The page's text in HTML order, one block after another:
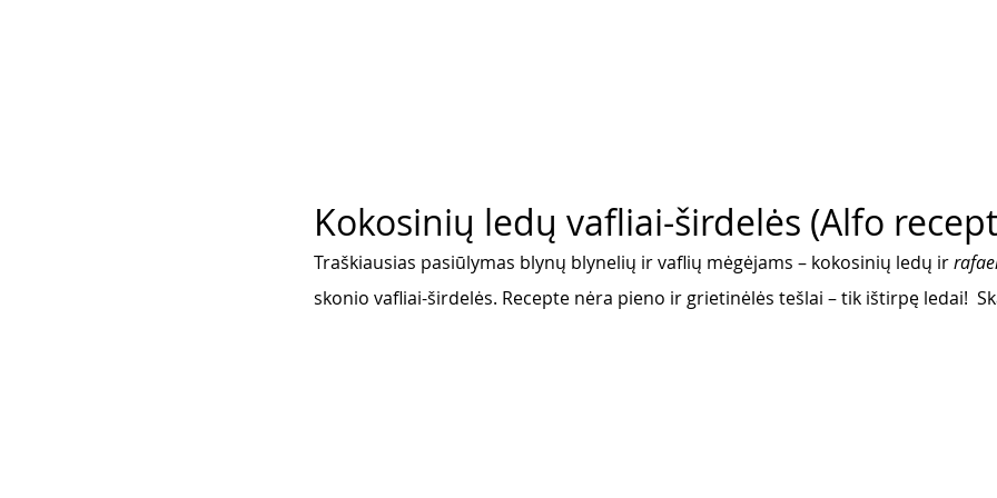
Kokosinių ledų vafliai-širdelės (Alfo
Traškiausias pasiūlymas blynų blynelių ir vaflių mėgėjams – kokosinių ledų ir
skonio vafliai-širdelės. Recepte nėra pieno ir grietinėlės tešlai – tik ištirpę ledai!